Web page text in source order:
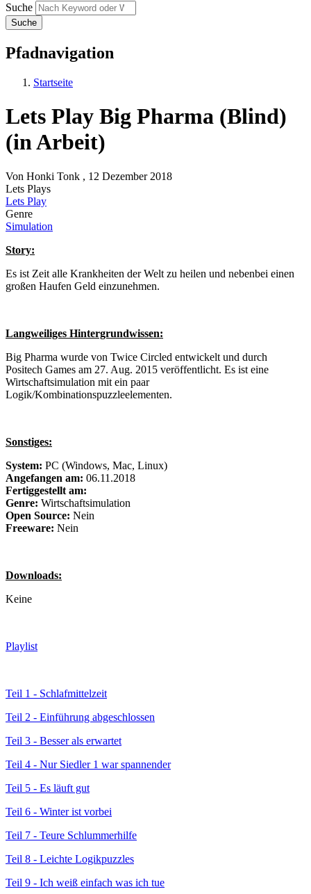
Suche
Pfadnavigation
Startseite
Lets Play Big Pharma (Blind)
(in Arbeit)
Von Honki Tonk , 12 Dezember 2018
Lets Plays
Lets Play
Genre
Simulation
Story:
Es ist Zeit alle Krankheiten der Welt zu heilen und nebenbei einen
großen Haufen Geld einzunehmen.
Langweiliges Hintergrundwissen:
Big Pharma wurde von Twice Circled entwickelt und durch
Positech Games am 27. Aug. 2015 veröffentlicht. Es ist eine
Wirtschaftsimulation mit ein paar
Logik/Kombinationspuzzleelementen.
Sonstiges:
System: PC (Windows, Mac, Linux)
Angefangen am: 06.11.2018
Fertiggestellt am:
Genre: Wirtschaftsimulation
Open Source: Nein
Freeware: Nein
Downloads:
Keine
Playlist
Teil 1 - Schlafmittelzeit
Teil 2 - Einführung abgeschlossen
Teil 3 - Besser als erwartet
Teil 4 - Nur Siedler 1 war spannender
Teil 5 - Es läuft gut
Teil 6 - Winter ist vorbei
Teil 7 - Teure Schlummerhilfe
Teil 8 - Leichte Logikpuzzles
Teil 9 - Ich weiß einfach was ich tue